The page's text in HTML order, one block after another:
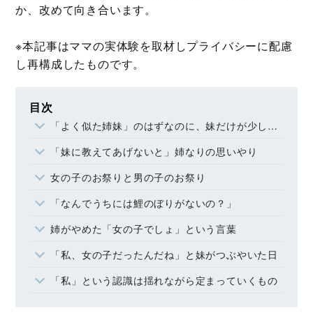
か、改めて向き合います。
※本記事はママの実体験を取材しプライバシーに配慮
し再構成したものです。
目次
「よく似た姉妹」のはずなのに、妹だけが少し違った
「妹に教えてあげないと」姉なりの思いやり
女の子のお祭りと男の子のお祭り
「なんでうちには鯉のぼりがないの？」
姉がやめた「女の子でしょ」という言葉
「私、女の子だったんだね」と妹がつぶやいた日
「私」という認識は揺れながら定まっていくもの